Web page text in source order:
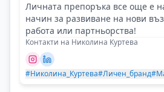
Личната препоръка все още е
начин за развиване на нови
работа или партньорства!
Контакти на Николина Куртева
#Николина_Куртева#Личен_бранд